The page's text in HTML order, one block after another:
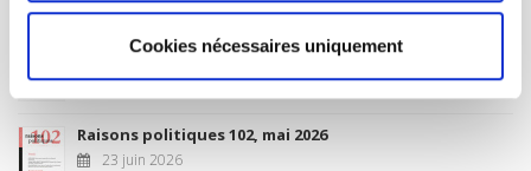
Cookies nécessaires uniquement
Sociétés contemporaines 139, 2025
6 juil. 2026
Raisons politiques 102, mai 2026
23 juin 2026